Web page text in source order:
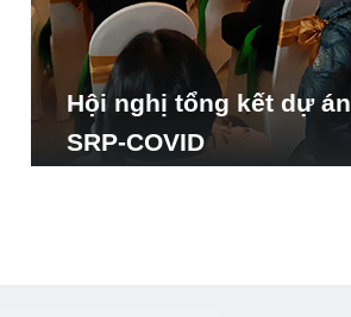
Hội nghị tổng kết dự án
SRP-COVID